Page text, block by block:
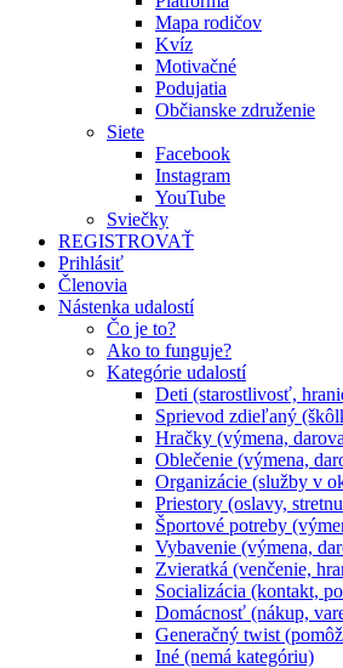
Mapa rodičov
Kvíz
Motivačné
Podujatia
Občianske združenie
Siete
Facebook
Instagram
YouTube
Sviečky
REGISTROVAŤ
Prihlásiť
Členovia
Nástenka udalostí
Čo je to?
Ako to funguje?
Kategórie udalostí
Deti (starostlivosť,
Sprievod zdieľaný
Hračky (výmena,
Oblečenie (výmena,
Organizácie (služby v
Priestory (oslavy,
Športové potreby
Vybavenie (výmena,
Zvieratká (venčenie,
Socializácia (kontakt,
Domácnosť (nákup,
Generačný twist
Iné (nemá kategóriu)